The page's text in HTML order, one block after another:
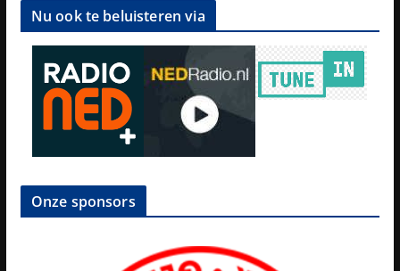
Nu ook te beluisteren via
Onze sponsors